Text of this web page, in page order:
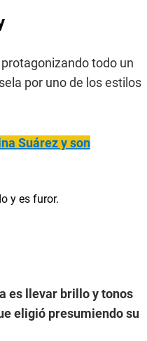
todo un
por uno de los estilos
Suárez y son
es llevar brillo y tonos
eligió presumiendo su